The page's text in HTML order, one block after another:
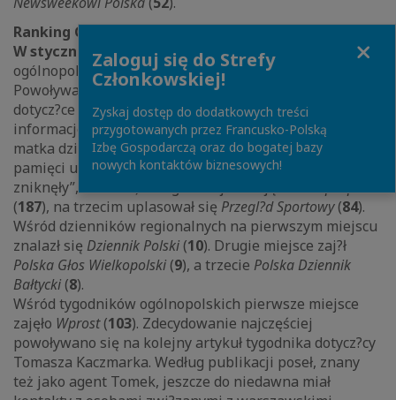
Ranking Cytowań i Informacji, styczeń 2014:
W styczniuliderem zestawienia w grupie dzienników
ogólnopolskich również zostałaGazeta Wyborcza
Powoływano się między innymi na doniesienia
dotycz?ce śmierci bliźni?t we Włocławku, w tym
informacje na temat badań USG, jakie przechodziła
matka dzieci oraz braku zapisów z tych badań w
pamięci urz?dzeń („Bliźnięta zmarły, ich badania
zniknęły”, 27.01.14). Drugie miejsce zajęła
(187), na trzecim uplasował się Przegl?d Sportowy(84).
Wśród dzienników regionalnych na pierwszym miejscu
znalazł się Dziennik Polski (10). Drugie miejsce zaj?ł
Polska Głos Wielkopolski (9), a trzecie Polska Dziennik
Bałtycki (8).
Wśród tygodników ogólnopolskich pierwsze miejsce
zajęło Wprost(103). Zdecydowanie najczęściej
powoływano się na kolejny artykuł tygodnika dotycz?cy
Tomasza Kaczmarka. Według publikacji poseł, znany
też jako agent Tomek, jeszcze do niedawna miał
Zaloguj się do Strefy
Członkowskiej!
Zyskaj dostęp do dodatkowych treści
przygotowanych przez Francusko-Polską
Izbę Gospodarczą oraz do bogatej bazy
nowych kontaktów biznesowych!